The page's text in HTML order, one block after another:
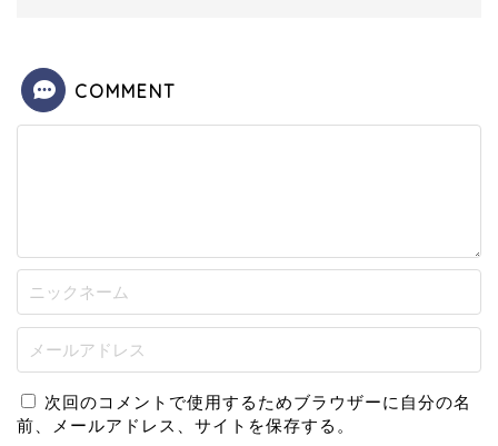
COMMENT
次回のコメントで使用するためブラウザーに自分の名
前、メールアドレス、サイトを保存する。